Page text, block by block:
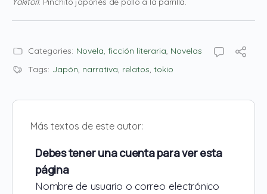
Categories: Novela, ficción literaria, Novelas
Tags: Japón, narrativa, relatos, tokio
Más textos de este autor:
Debes tener una cuenta para ver esta
página
Nombre de usuario o correo electrónico